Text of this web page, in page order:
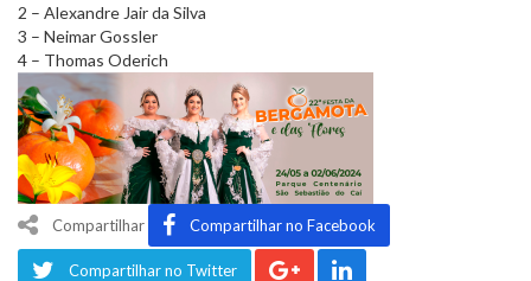
2 – Alexandre Jair da Silva
3 – Neimar Gossler
4 – Thomas Oderich
Compartilhar Compartilhar no Facebook
Compartilhar no Twitter